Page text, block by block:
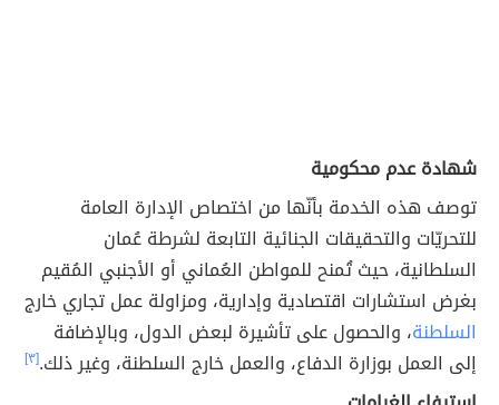
شهادة عدم محكومية
توصف هذه الخدمة بأنّها من اختصاص الإدارة العامة
للتحريّات والتحقيقات الجنائية التابعة لشرطة عُمان
السلطانية، حيث تُمنح للمواطن العُماني أو الأجنبي المُقيم
بغرض استشارات اقتصادية وإدارية، ومزاولة عمل تجاري خارج
السلطنة، والحصول على تأشيرة لبعض الدول، وبالإضافة
إلى العمل بوزارة الدفاع، والعمل خارج السلطنة، وغير ذلك.[٣]